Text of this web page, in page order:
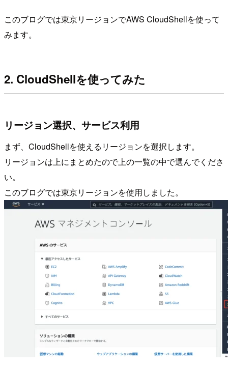
このブログでは東京リージョンでAWS CloudShellを使って
みます。
2. CloudShellを使ってみた
リージョン選択、サービス利用
まず、CloudShellを使えるリージョンを選択します。
リージョンは上にまとめたので上の一覧の中で選んでくださ
い。
このブログでは東京リージョンを使用しました。